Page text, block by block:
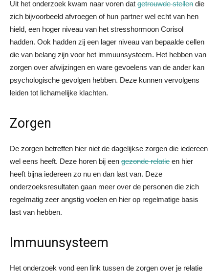
Uit het onderzoek kwam naar voren dat getrouwde stellen die
zich bijvoorbeeld afvroegen of hun partner wel echt van hen
hield, een hoger niveau van het stresshormoon Corisol
hadden. Ook hadden zij een lager niveau van bepaalde cellen
die van belang zijn voor het immuunsysteem. Het hebben van
zorgen over afwijzingen en ware gevoelens van de ander kan
psychologische gevolgen hebben. Deze kunnen vervolgens
leiden tot lichamelijke klachten.
Zorgen
De zorgen betreffen hier niet de dagelijkse zorgen die iedereen
wel eens heeft. Deze horen bij een gezonde relatie en hier
heeft bijna iedereen zo nu en dan last van. Deze
onderzoeksresultaten gaan meer over de personen die zich
regelmatig zeer angstig voelen en hier op regelmatige basis
last van hebben.
Immuunsysteem
Het onderzoek vond een link tussen de zorgen over je relatie